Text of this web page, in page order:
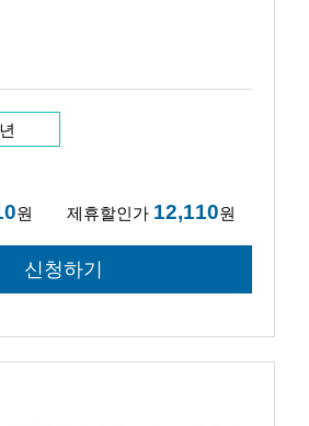
원 제휴할인가 12,110원